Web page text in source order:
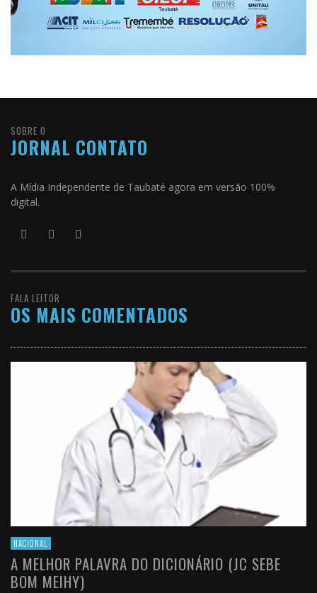
SOBRE O
JORNAL CONTATO
A Mídia Independente de Taubaté agora em versão 100%
digital.
FALA LEITOR
OS MAIS COMENTADOS
NACIONAL
A MELHOR PALAVRA DO DICIONÁRIO (JC SEBE
BOM MEIHY)